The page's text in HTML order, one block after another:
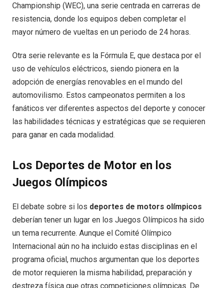
Championship (WEC), una serie centrada en carreras de
resistencia, donde los equipos deben completar el
mayor número de vueltas en un periodo de 24 horas.
Otra serie relevante es la Fórmula E, que destaca por el
uso de vehículos eléctricos, siendo pionera en la
adopción de energías renovables en el mundo del
automovilismo. Estos campeonatos permiten a los
fanáticos ver diferentes aspectos del deporte y conocer
las habilidades técnicas y estratégicas que se requieren
para ganar en cada modalidad.
Los Deportes de Motor en los
Juegos Olímpicos
El debate sobre si los deportes de motors olímpicos
deberían tener un lugar en los Juegos Olímpicos ha sido
un tema recurrente. Aunque el Comité Olímpico
Internacional aún no ha incluido estas disciplinas en el
programa oficial, muchos argumentan que los deportes
de motor requieren la misma habilidad, preparación y
destreza física que otras competiciones olímpicas. De